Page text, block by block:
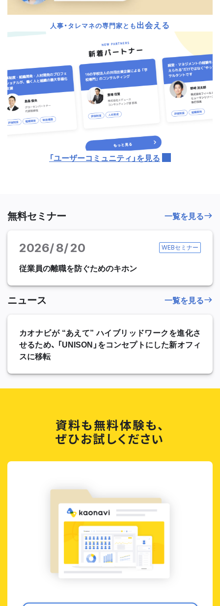
無料セミナー
2026 8 20 WEBセミナー
従業員の離職を防ぐためのキホン
一覧を見る
ニュース
カオナビが “あえて” ハイブリッドワークを進化さ
せるため、 「UNISON」をコンセプトにした新オフィ
スに移転
一覧を見る
人事・タレマネの専門家とも出会える
「ユーザーコミュニティ」を見る
資料も無料体験も、
ぜひお試しください